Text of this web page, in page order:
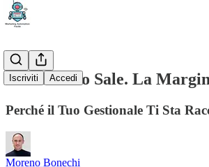
Iscriviti Accedi
Il Fatturato Sale. La
Perché il Tuo Gestionale Ti Sta
Moreno Bonechi